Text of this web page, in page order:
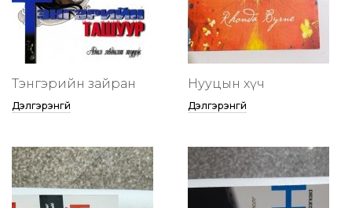
Тэнгэрийн зайран
Дэлгэрэнгүй
Нууцын хүч
Дэлгэрэнгүй